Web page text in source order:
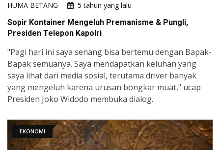
HUMA BETANG
5 tahun yang lalu
Sopir Kontainer Mengeluh Premanisme & Pungli,
Presiden Telepon Kapolri
"Pagi hari ini saya senang bisa bertemu dengan Bapak-
Bapak semuanya. Saya mendapatkan keluhan yang
saya lihat dari media sosial, terutama driver banyak
yang mengeluh karena urusan bongkar muat," ucap
Presiden Joko Widodo membuka dialog.
EKONOMI